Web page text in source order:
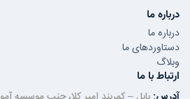
درباره ما
درباره ما
دستاوردهای ما
وبلاگ
ارتباط با ما